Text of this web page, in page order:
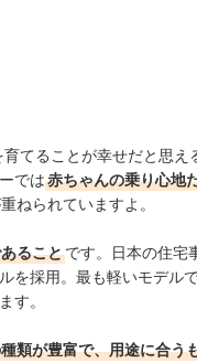
てることが幸せだと思え
では赤ちゃんの乗り心地
ねられていますよ。
ることです。日本の住宅
を採用。最も軽いモデル
す。
類が豊富で、用途に合う